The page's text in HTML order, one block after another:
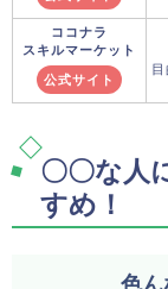
ココナラ
スキルマーケット
公式サイト
〇〇な人
すめ！
色ん